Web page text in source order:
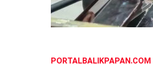
PORTALBALIKPAPAN.COM